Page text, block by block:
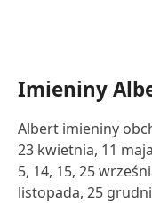
Imieniny
Albert imieniny
23 kwietnia, 11
5, 14, 15, 25
listopada, 25